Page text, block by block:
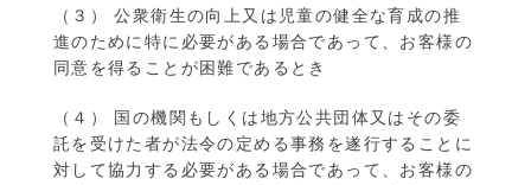
（３） 公衆衛生の向上又は児童の健全な育成の推
進のために特に必要がある場合であって、お客様の
同意を得ることが困難であるとき
（４） 国の機関もしくは地方公共団体又はその委
託を受けた者が法令の定める事務を遂行することに
対して協力する必要がある場合であって、お客様の